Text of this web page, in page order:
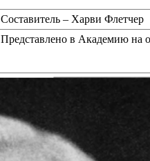
Составитель – Харви Флетчер
Представлено в Академию на